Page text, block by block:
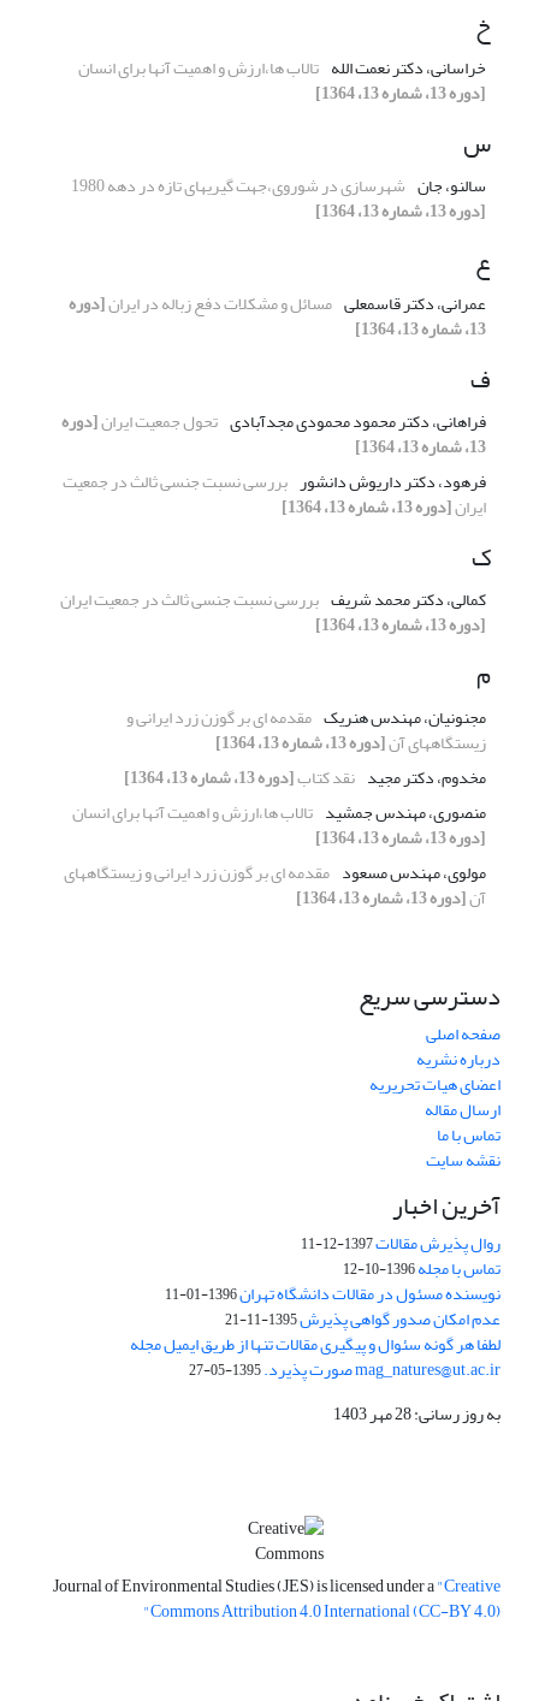
خ
خراسانی، دکتر نعمت الله تالاب ها،ارزش و اهمیت آنها برای انسان
[دوره 13، شماره 13، 1364]
س
سالنو، جان شهرسازی در شوروی،جهت گیریهای تازه در دهه 1980
[دوره 13، شماره 13، 1364]
ع
عمرانی، دکتر قاسمعلی مسائل و مشکلات دفع زباله در ایران[دوره
13، شماره 13، 1364]
ف
فراهانی، دکتر محمود محمودی مجدآبادی تحول جمعیت ایران[دوره
13، شماره 13، 1364]
فرهود، دکتر داریوش دانشور بررسی نسبت جنسی ثالث در جمعیت
ایران[دوره 13، شماره 13، 1364]
ک
کمالی، دکتر محمد شریف بررسی نسبت جنسی ثالث در جمعیت ایران
[دوره 13، شماره 13، 1364]
م
مجنونیان، مهندس هنریک مقدمه ای بر گوزن زرد ایرانی و
زیستگاههای آن[دوره 13، شماره 13، 1364]
مخدوم، دکتر مجید نقد کتاب[دوره 13، شماره 13، 1364]
منصوری، مهندس جمشید تالاب ها،ارزش و اهمیت آنها برای انسان
[دوره 13، شماره 13، 1364]
مولوی، مهندس مسعود مقدمه ای بر گوزن زرد ایرانی و زیستگاههای
آن[دوره 13، شماره 13، 1364]
دسترسی سریع
صفحه اصلی
درباره نشریه
اعضای هیات تحریریه
ارسال مقاله
تماس با ما
نقشه سایت
آخرین اخبار
روال پذیرش مقالات1397-12-11
تماس با مجله1396-10-12
نویسنده مسئول در مقالات دانشگاه تهران1396-01-11
عدم امکان صدور گواهی پذیرش1395-11-21
لطفا هر گونه سئوال و پیگیری مقالات تنها از طریق ایمیل مجله
mag_natures@ut.ac.ir صورت پذیرد. 1395-05-27
به روز رسانی: 28 مهر 1403
Journal of Environmental Studies (JES) is licensed under a"Creative
Commons Attribution 4.0 International (CC-BY 4.0)"